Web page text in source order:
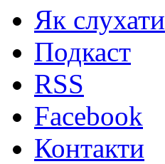
Як слухати
Подкаст
RSS
Facebook
Контакти